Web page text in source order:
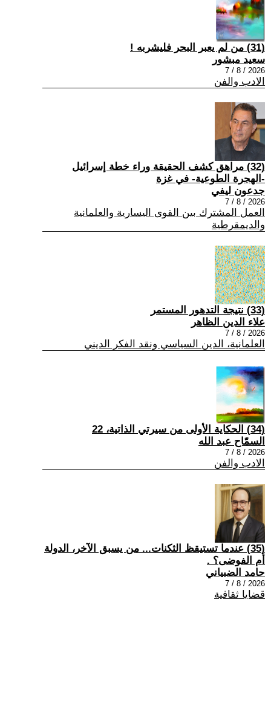
(31) من لم يعبر البحر فليشربه !
سعيد مبشور
2026 / 8 / 7
الادب والفن
(32) مراهق كشف الحقيقة وراء خطة إسرائيل
-الهجرة الطوعية- في غزة
جدعون ليفي
2026 / 8 / 7
العمل المشترك بين القوى اليسارية والعلمانية
والديمقرطية
(33) نتيجة التدهور المستمر
علاء الدين الظاهر
2026 / 8 / 7
العلمانية، الدين السياسي ونقد الفكر الديني
(34) الحكاية الأولى من سيرتي الذاتية، 22
السمّاح عبد الله
2026 / 8 / 7
الادب والفن
(35) عندما تستيقظ الثكنات... من يسبق الآخر، الدولة
أم الفوضى؟ .
حامد الضبياني
2026 / 8 / 7
قضايا ثقافية